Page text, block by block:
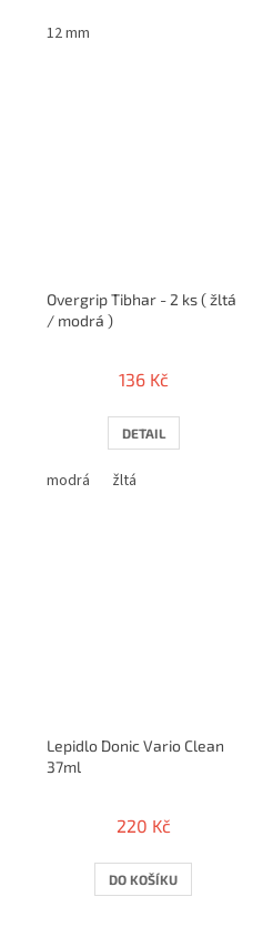
12 mm
Overgrip Tibhar - 2 ks ( žltá
/ modrá )
136 Kč
DETAIL
modrá žltá
Lepidlo Donic Vario Clean
37ml
220 Kč
DO KOŠÍKU